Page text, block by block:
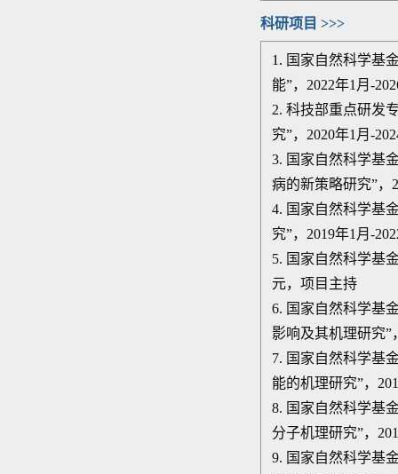
科研项目 >>>
1. 国家自然科学基
能”， 2022年1 月 -
2. 科技部重点研发
究”， 2020年1 月 -
3. 国家自然科学基
病的新策略研究”，
4. 国家自然科学基
究”， 2019年1 月 -
5. 国家自然科学基
元，项目主持
6. 国家自然科学基
影响及其机理研究”
7. 国家自然科学基
能的机理研究”，
8. 国家自然科学基
分子机理研究”，
9. 国家自然科学基